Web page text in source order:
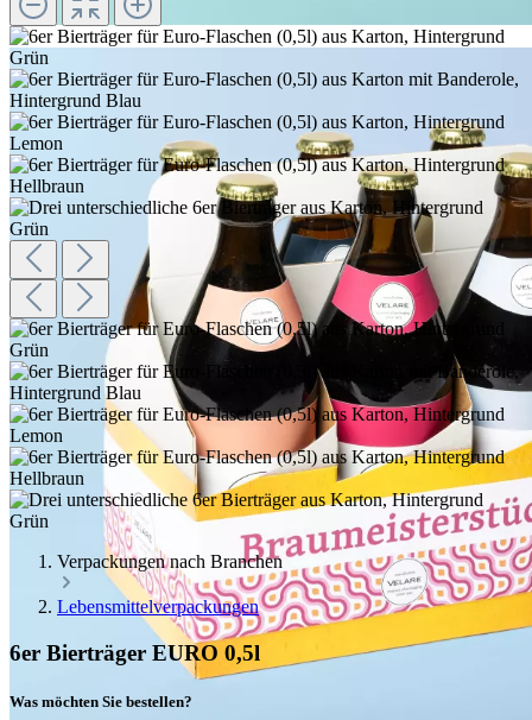
Verpackungen nach Branchen
Lebensmittelverpackungen
6er Bierträger EURO 0,5l
Was möchten Sie bestellen?